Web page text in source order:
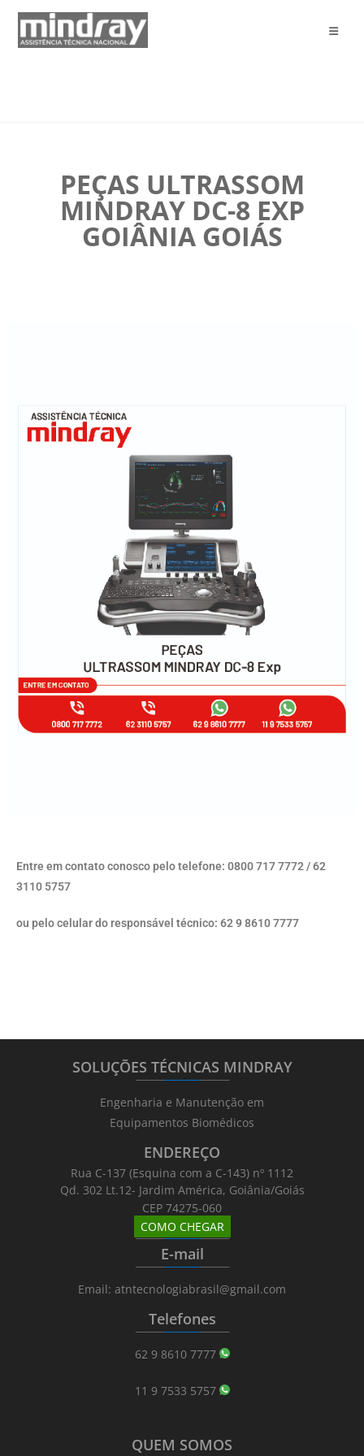
PEÇAS ULTRASSOM
MINDRAY DC-8 EXP
GOIÂNIA GOIÁS
Entre em contato conosco pelo telefone: 0800 717 7772 / 62
3110 5757
ou pelo celular do responsável técnico: 62 9 8610 7777
SOLUÇÕES TÉCNICAS MINDRAY
_______________________
Engenharia e Manutenção em
Equipamentos Biomédicos
ENDEREÇO
Rua C-137 (Esquina com a C-143) nº 1112
Qd. 302 Lt.12- Jardim América, Goiânia/Goiás
CEP 74275-060
COMO CHEGAR
_______________________
E-mail
_______________________
Email: atntecnologiabrasil@gmail.com
Telefones
_______________________
62 9 8610 7777
11 9 7533 5757
QUEM SOMOS
_______________________